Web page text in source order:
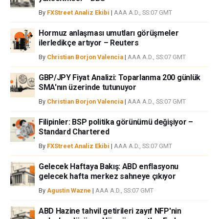
çıkabilecek herhangi bir kar kaybı herhangi bir sınırlama olmaksızın
herhangi bir kayıp ya da hasar için sorumluluk kabul etmemektedir.
By FXStreet Analiz Ekibi | AAA A.D., SS:07 GMT
Hormuz anlaşması umutları görüşmeler
ilerledikçe artıyor – Reuters
By Christian Borjon Valencia | AAA A.D., SS:07 GMT
GBP/JPY Fiyat Analizi: Toparlanma 200 günlük
SMA'nın üzerinde tutunuyor
By Christian Borjon Valencia | AAA A.D., SS:07 GMT
Filipinler: BSP politika görünümü değişiyor –
Standard Chartered
By FXStreet Analiz Ekibi | AAA A.D., SS:07 GMT
Gelecek Haftaya Bakış: ABD enflasyonu
gelecek hafta merkez sahneye çıkıyor
By Agustin Wazne | AAA A.D., SS:07 GMT
ABD Hazine tahvil getirileri zayıf NFP'nin